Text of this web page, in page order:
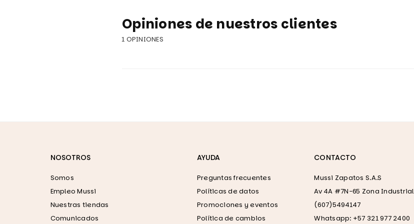
Opiniones de nuestros clientes
1 OPINIONES
NOSOTROS
Somos
Empleo Mussi
Nuestras tiendas
Comunicados
AYUDA
Preguntas frecuentes
Políticas de datos
Promociones y eventos
Política de cambios
CONTACTO
Mussi Zapatos S.A.S
Av 4A #7N-65 Zona Industrial
(607)5494147
Whatsapp: +57 321 977 2400